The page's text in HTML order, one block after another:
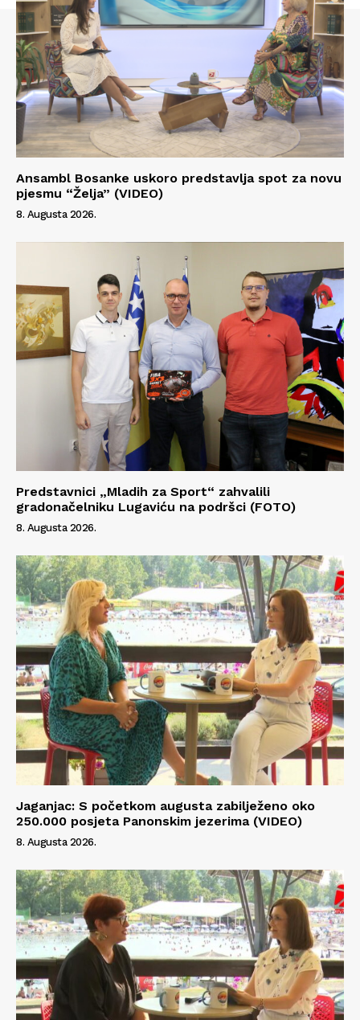
O nama
Kontakt
Impressum
Ansambl Bosanke uskoro predstavlja spot za novu
pjesmu “Želja” (VIDEO)
8. Augusta 2026.
Predstavnici „Mladih za Sport“ zahvalili
gradonačelniku Lugaviću na podršci (FOTO)
8. Augusta 2026.
Jaganjac: S početkom augusta zabilježeno oko
250.000 posjeta Panonskim jezerima (VIDEO)
8. Augusta 2026.